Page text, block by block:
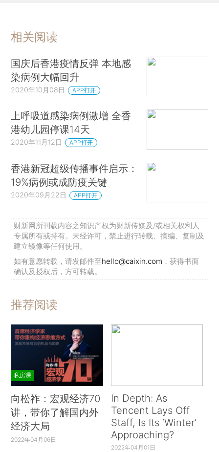
相关阅读
国庆后香港疫情反弹 本地感
染病例大幅回升
2020年10月08日 APP打开
上呼吸道感染病例激增 全香
港幼儿园停课14天
2020年11月12日 APP打开
香港新冠超级传播事件启示：
19%病例或成防疫关键
2020年09月22日 APP打开
财新网所刊载内容之知识产权为财新传媒及/或相关权利人
专属所有或持有。未经许可，禁止进行转载、摘编、复制及
建立镜像等任何使用。
如有意愿转载，请发邮件至hello@caixin.com ，获得书面
确认及授权后，方可转载。
推荐阅读
私房课
向松祚：宏观经济70
讲，带你了解国内外
经济大局
2022年04月06日
In Depth: As
Tencent Lays Off
Staff, Is Its ‘Winter’
Approaching?
2022年04月01日